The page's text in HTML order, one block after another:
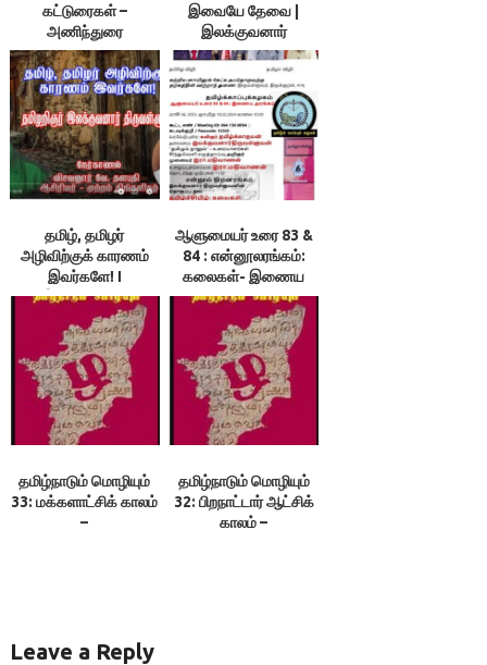
கட்டுரைகள் –
அணிந்துரை
இவையே தேவை |
இலக்குவனார்
திருவள்ளுவன் |
விசவனூர் வே. தளபதி
தமிழ், தமிழர்
அழிவிற்குக் காரணம்
இவர்களே! I
இலக்குவனார்
திருவள்ளுவன்
ஆளுமையர் உரை 83 &
84 : என்னூலரங்கம்:
கலைகள்- இணைய
அரங்கம்
தமிழ்நாடும் மொழியும்
33: மக்களாட்சிக் காலம்
–
தமிழ்நாடும் மொழியும்
32: பிறநாட்டார் ஆட்சிக்
காலம் –
Leave a Reply